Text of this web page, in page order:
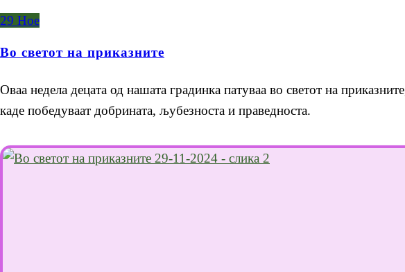
29 Ное
Во светот на приказните
Оваа недела децата од нашата градинка патуваа во светот на
каде победуваат добрината, љубезноста и праведноста.